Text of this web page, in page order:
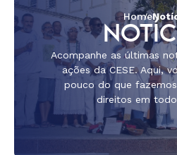
Home
Acompanhe as últimas
ações da CESE. Aqui,
pouco do que
direitos em